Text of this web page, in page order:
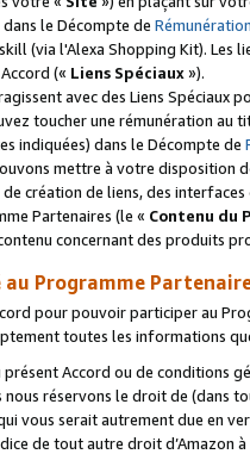
le Décompte de
(via l'Alexa Shopping Kit).
(« Liens Spéciaux»).
avec des Liens Spéciaux
toucher une rémunération
indiquées) dans le Décompte de
mettre à votre disposition
création de liens, des
Partenaires (le « Contenu du
concernant des produits
au Programme
pour pouvoir participer au
toutes les informations
Accord ou de conditions
réservons le droit de (dans
vous serait autrement due en
de tout autre droit